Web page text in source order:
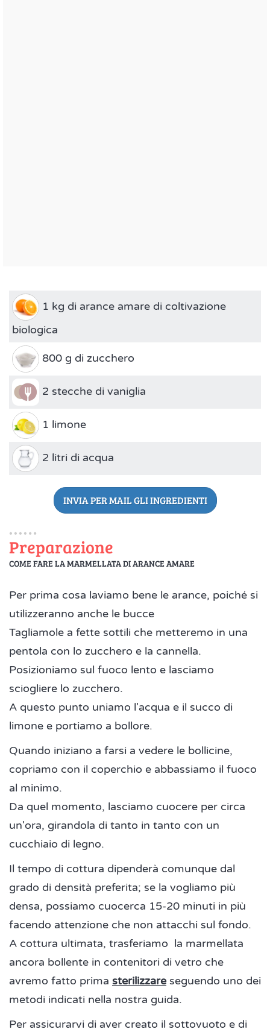
1 kg di arance amare di coltivazione
biologica
800 g di zucchero
2 stecche di vaniglia
1 limone
2 litri di acqua
INVIA PER MAIL GLI INGREDIENTI
Preparazione
COME FARE LA MARMELLATA DI ARANCE AMARE
Per prima cosa laviamo bene le arance, poiché si
utilizzeranno anche le bucce
Tagliamole a fette sottili che metteremo in una
pentola con lo zucchero e la cannella.
Posizioniamo sul fuoco lento e lasciamo
sciogliere lo zucchero.
A questo punto uniamo l'acqua e il succo di
limone e portiamo a bollore.
Quando iniziano a farsi a vedere le bollicine,
copriamo con il coperchio e abbassiamo il fuoco
al minimo.
Da quel momento, lasciamo cuocere per circa
un'ora, girandola di tanto in tanto con un
cucchiaio di legno.
Il tempo di cottura dipenderà comunque dal
grado di densità preferita; se la vogliamo più
densa, possiamo cuocerca 15-20 minuti in più
facendo attenzione che non attacchi sul fondo.
A cottura ultimata, trasferiamo la marmellata
ancora bollente in contenitori di vetro che
avremo fatto prima sterilizzareseguendo uno dei
metodi indicati nella nostra guida.
Per assicurarvi di aver creato il sottovuoto e di